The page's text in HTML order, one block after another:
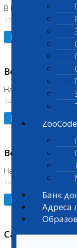
ZooCode
Банк
Адреса
В Бутово
17.07.2026
Подробнее
Возобновлено
На Нагорной (Код
14.07.2026
Подробнее
Возобновлено
На Нагорной (Код
14.07.2026
Подробнее
Санитарный